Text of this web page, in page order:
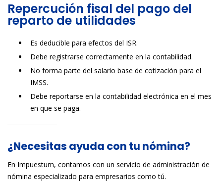
Repercución fisal del pago del
reparto de utilidades
Es deducible para efectos del ISR.
Debe registrarse correctamente en la contabilidad.
No forma parte del salario base de cotización para el
IMSS.
Debe reportarse en la contabilidad electrónica en el mes
en que se paga.
¿Necesitas ayuda con tu nómina?
En Impuestum, contamos con un servicio de administración de
nómina especializado para empresarios como tú.